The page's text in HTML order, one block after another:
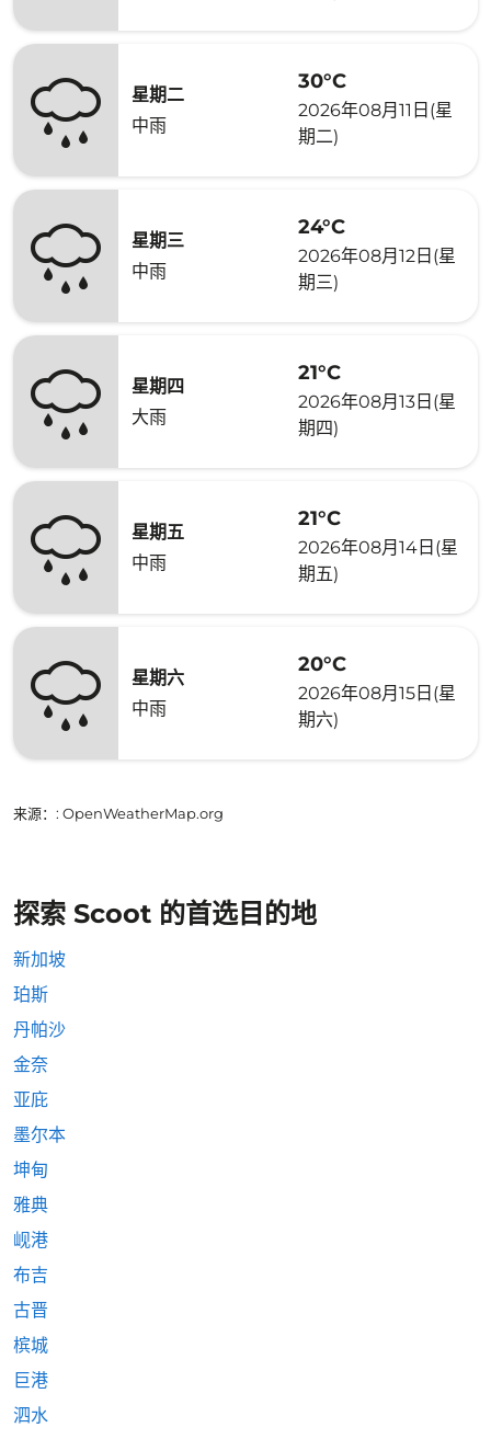
星期二
中雨
30°C
2026年08月11日(星
期二)
星期三
中雨
24°C
2026年08月12日(星
期三)
星期四
大雨
21°C
2026年08月13日(星
期四)
星期五
中雨
21°C
2026年08月14日(星
期五)
星期六
中雨
20°C
2026年08月15日(星
期六)
来源： : OpenWeatherMap.org
探索 Scoot 的首选目的地
新加坡
珀斯
丹帕沙
金奈
亚庇
墨尔本
坤甸
雅典
岘港
布吉
古晋
槟城
巨港
泗水